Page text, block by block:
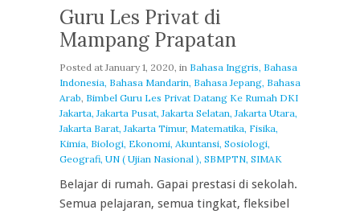
Guru Les Privat di
Mampang Prapatan
Posted atJanuary 1, 2020, in Bahasa Inggris, Bahasa
Indonesia, Bahasa Mandarin, Bahasa Jepang, Bahasa
Arab, Bimbel Guru Les Privat Datang Ke Rumah DKI
Jakarta, Jakarta Pusat, Jakarta Selatan, Jakarta Utara,
Jakarta Barat, Jakarta Timur, Matematika, Fisika,
Kimia, Biologi, Ekonomi, Akuntansi, Sosiologi,
Geografi, UN ( Ujian Nasional ), SBMPTN, SIMAK
Belajar di rumah. Gapai prestasi di sekolah.
Semua pelajaran, semua tingkat, fleksibel